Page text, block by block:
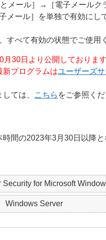
メール］→［電子メールク
メール］を単独で有効にし
すべて有効の状態でご使用
30日より公開しておりま
新プログラムはユーザーズ
ては、 こちら をご参照く
時間の2023年3月30日以降
Security for Microsoft
Windows Server